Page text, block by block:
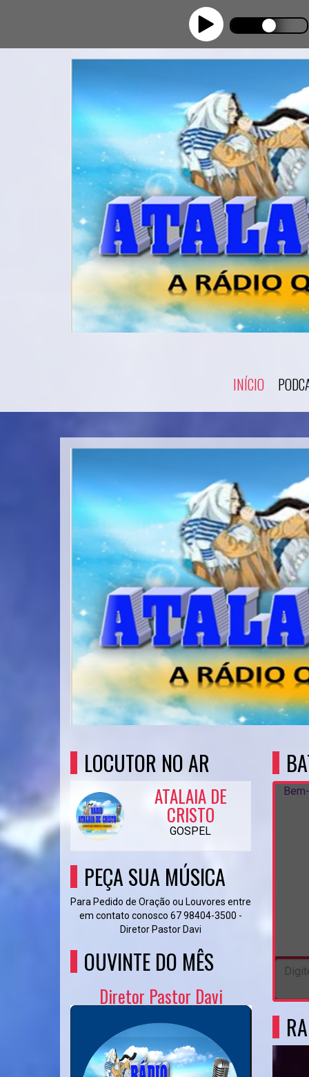
INÍCIO
LOCUTOR NO AR
ATALAIA DE
CRISTO
GOSPEL
PEÇA SUA MÚSICA
Para Pedido de Oração ou Louvores entre
em contato conosco 67 98404-3500 -
Diretor Pastor Davi
OUVINTE DO MÊS
Diretor Pastor Davi